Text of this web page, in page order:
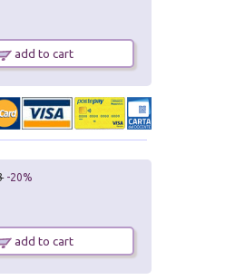
add to cart
-20%
add to cart